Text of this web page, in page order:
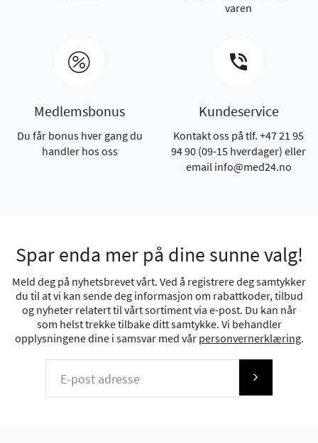
varen
Medlemsbonus
Du får bonus hver gang du
handler hos oss
Kundeservice
Kontakt oss på tlf. +47 21 95
94 90 (09-15 hverdager) eller
email info@med24.no
Spar enda mer på dine sunne valg!
Meld deg på nyhetsbrevet vårt. Ved å registrere deg samtykker
du til at vi kan sende deg informasjon om rabattkoder, tilbud
og nyheter relatert til vårt sortiment via e-post. Du kan når
som helst trekke tilbake ditt samtykke. Vi behandler
opplysningene dine i samsvar med vår personvernerklæring.